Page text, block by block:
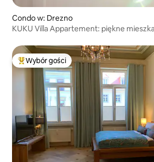
Condo w: Drezno
KUKU Villa Appartement: piękne
Najpopularniejsze z kategorii Wybór gości
Wybór gości